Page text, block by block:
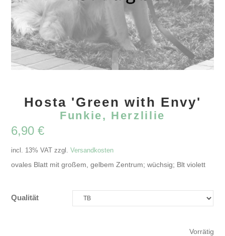
Hosta 'Green with Envy'
Funkie, Herzlilie
6,90€
incl. 13% VAT zzgl.Versandkosten
ovales Blatt mit großem, gelbem Zentrum; wüchsig; Blt violett
Qualität
Vorrätig